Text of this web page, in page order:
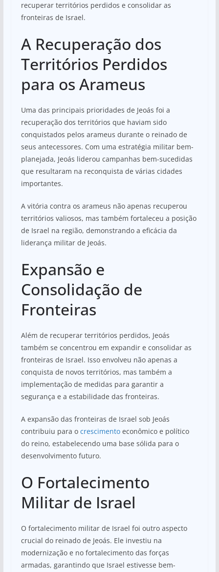
recuperar territórios perdidos e consolidar as
fronteiras de Israel.
A Recuperação dos
Territórios Perdidos
para os Arameus
Uma das principais prioridades de Jeoás foi a
recuperação dos territórios que haviam sido
conquistados pelos arameus durante o reinado de
seus antecessores. Com uma estratégia militar bem-
planejada, Jeoás liderou campanhas bem-sucedidas
que resultaram na reconquista de várias cidades
importantes.
A vitória contra os arameus não apenas recuperou
territórios valiosos, mas também fortaleceu a posição
de Israel na região, demonstrando a eficácia da
liderança militar de Jeoás.
Expansão e
Consolidação de
Fronteiras
Além de recuperar territórios perdidos, Jeoás
também se concentrou em expandir e consolidar as
fronteiras de Israel. Isso envolveu não apenas a
conquista de novos territórios, mas também a
implementação de medidas para garantir a
segurança e a estabilidade das fronteiras.
A expansão das fronteiras de Israel sob Jeoás
contribuiu para o crescimentoeconômico e político
do reino, estabelecendo uma base sólida para o
desenvolvimento futuro.
O Fortalecimento
Militar de Israel
O fortalecimento militar de Israel foi outro aspecto
crucial do reinado de Jeoás. Ele investiu na
modernização e no fortalecimento das forças
armadas, garantindo que Israel estivesse bem-